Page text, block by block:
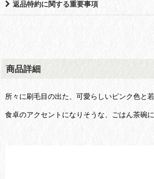
返品特約に関する重要事項
商品詳細
所々に刷毛目の出た、可愛らしいピンク色と
食卓のアクセントになりそうな、ごはん茶碗に